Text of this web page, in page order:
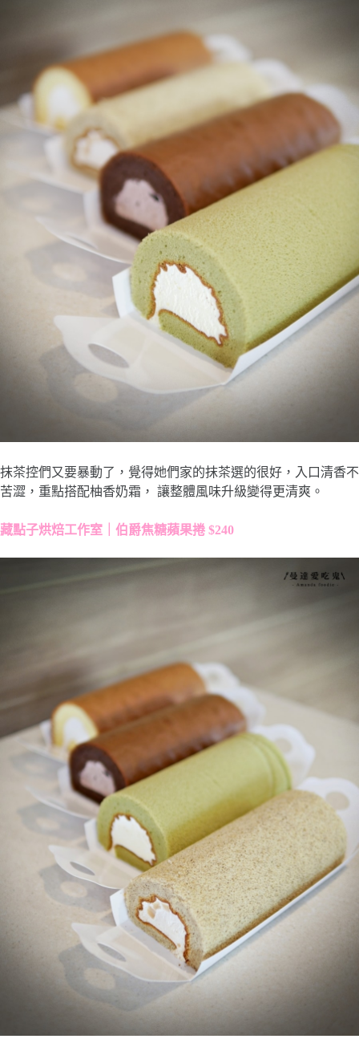
抹茶控們又要暴動了，覺得她們家的抹茶選的很好，入口清香不
苦澀，重點搭配柚香奶霜， 讓整體風味升級變得更清爽。
藏點子烘焙工作室｜伯爵焦糖蘋果捲 $240